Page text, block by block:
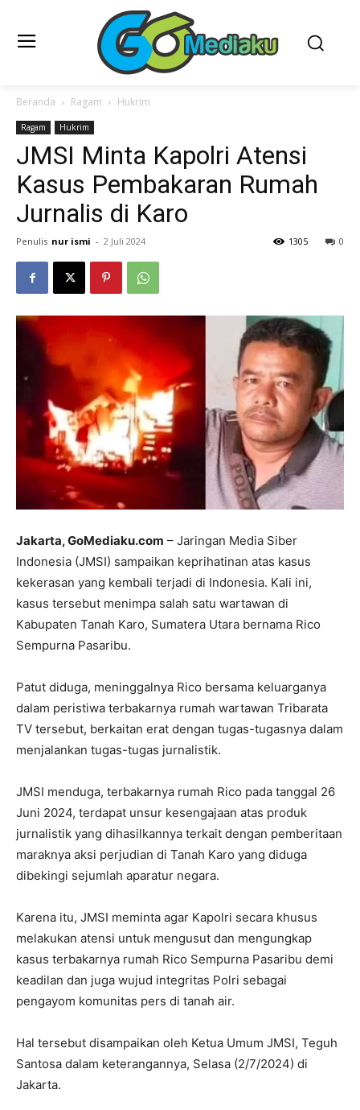
Beranda Ragam Hukrim
Ragam Hukrim
JMSI Minta Kapolri Atensi
Kasus Pembakaran Rumah
Jurnalis di Karo
Penulis nur ismi - 2 Juli 2024 0
1305
Jakarta, GoMediaku.com – Jaringan Media Siber
Indonesia (JMSI) sampaikan keprihatinan atas kasus
kekerasan yang kembali terjadi di Indonesia. Kali ini,
kasus tersebut menimpa salah satu wartawan di
Kabupaten Tanah Karo, Sumatera Utara bernama Rico
Sempurna Pasaribu.
Patut diduga, meninggalnya Rico bersama keluarganya
dalam peristiwa terbakarnya rumah wartawan Tribarata
TV tersebut, berkaitan erat dengan tugas-tugasnya dalam
menjalankan tugas-tugas jurnalistik.
JMSI menduga, terbakarnya rumah Rico pada tanggal 26
Juni 2024, terdapat unsur kesengajaan atas produk
jurnalistik yang dihasilkannya terkait dengan pemberitaan
maraknya aksi perjudian di Tanah Karo yang diduga
dibekingi sejumlah aparatur negara.
Karena itu, JMSI meminta agar Kapolri secara khusus
melakukan atensi untuk mengusut dan mengungkap
kasus terbakarnya rumah Rico Sempurna Pasaribu demi
keadilan dan juga wujud integritas Polri sebagai
pengayom komunitas pers di tanah air.
Hal tersebut disampaikan oleh Ketua Umum JMSI, Teguh
Santosa dalam keterangannya, Selasa (2/7/2024) di
Jakarta.